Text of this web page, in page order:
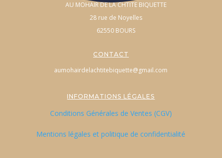
AU MOHAIR DE LA CHTITE BIQUETTE
28 rue de Noyelles
62550 BOURS
CONTACT
aumohairdelachtitebiquette@gmail.com
INFORMATIONS LÉGALES
Conditions Générales de Ventes (CGV)
Mentions légales et politique de confidentialité